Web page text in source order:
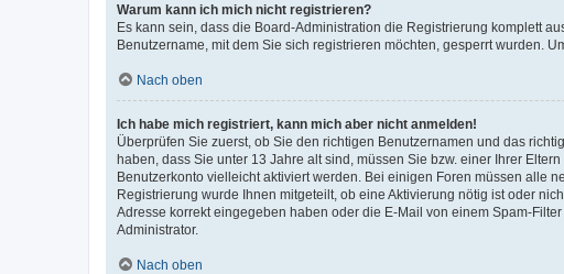
Warum kann ich mich nicht registrieren?
Es kann sein, dass die Board-Administration die Registrierung komplett
Benutzername, mit dem Sie sich registrieren möchten, gesperrt wurden.
Nach oben
Ich habe mich registriert, kann mich aber nicht anmelden!
Überprüfen Sie zuerst, ob Sie den richtigen Benutzernamen und das
haben, dass Sie unter 13 Jahre alt sind, müssen Sie bzw. einer Ihrer
Benutzerkonto vielleicht aktiviert werden. Bei einigen Foren müssen alle
Registrierung wurde Ihnen mitgeteilt, ob eine Aktivierung nötig ist oder
Adresse korrekt eingegeben haben oder die E-Mail von einem Spam-
Administrator.
Nach oben